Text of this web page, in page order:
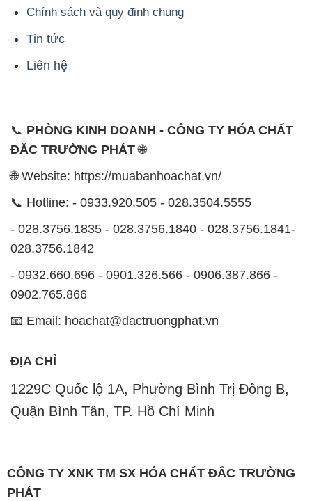
Chính sách và quy định chung
Tin tức
Liên hệ
📞 PHÒNG KINH DOANH - CÔNG TY HÓA CHẤT
ĐẮC TRƯỜNG PHÁT🌐
🌐 Website: https://muabanhoachat.vn/
📞 Hotline: - 0933.920.505 - 028.3504.5555
- 028.3756.1835 - 028.3756.1840 - 028.3756.1841-
028.3756.1842
- 0932.660.696 - 0901.326.566 - 0906.387.866 -
0902.765.866
📧 Email: hoachat@dactruongphat.vn
ĐỊA CHỈ
1229C Quốc lộ 1A, Phường Bình Trị Đông B,
Quận Bình Tân, TP. Hồ Chí Minh
CÔNG TY XNK TM SX HÓA CHẤT ĐẮC TRƯỜNG
PHÁT